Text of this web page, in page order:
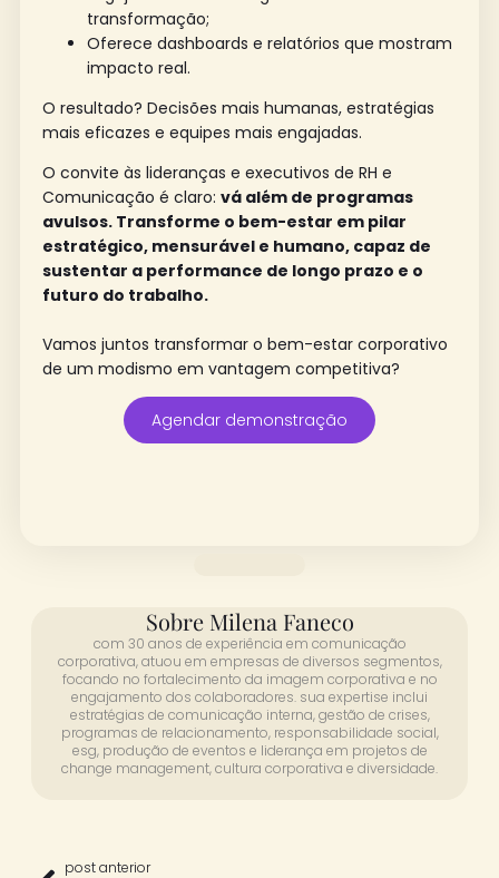
transformação;
Oferece dashboards e relatórios que mostram
impacto real.
O resultado? Decisões mais humanas, estratégias
mais eficazes e equipes mais engajadas.
O convite às lideranças e executivos de RH e
Comunicação é claro: vá além de programas
avulsos. Transforme o bem-estar em pilar
estratégico, mensurável e humano, capaz de
sustentar a performance de longo prazo e o
futuro do trabalho.
Vamos juntos transformar o bem-estar corporativo
de um modismo em vantagem competitiva?
Agendar demonstração
Sobre Milena Faneco
com 30 anos de experiência em comunicação
corporativa, atuou em empresas de diversos segmentos,
focando no fortalecimento da imagem corporativa e no
engajamento dos colaboradores. sua expertise inclui
estratégias de comunicação interna, gestão de crises,
programas de relacionamento, responsabilidade social,
esg, produção de eventos e liderança em projetos de
change management, cultura corporativa e diversidade.
post anterior